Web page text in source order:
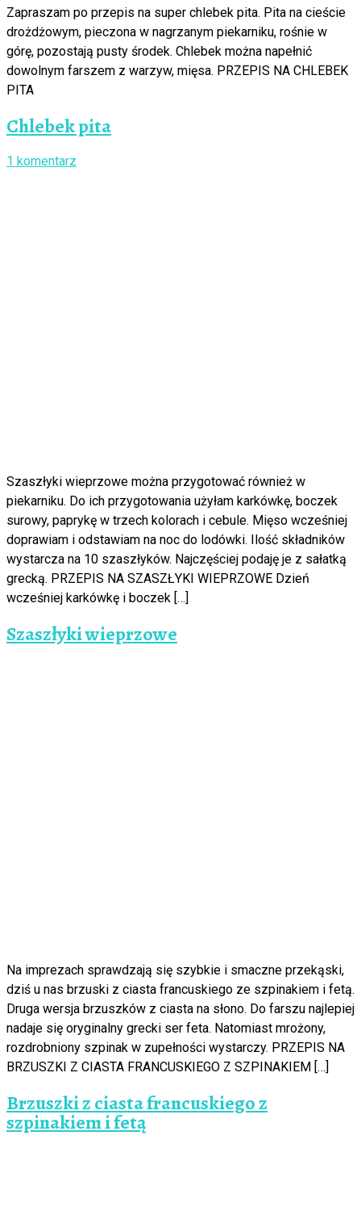
Zapraszam po przepis na super chlebek pita. Pita na cieście
drożdżowym, pieczona w nagrzanym piekarniku, rośnie w
górę, pozostają pusty środek. Chlebek można napełnić
dowolnym farszem z warzyw, mięsa. PRZEPIS NA CHLEBEK
PITA
Chlebek pita
1 komentarz
Szaszłyki wieprzowe można przygotować również w
piekarniku. Do ich przygotowania użyłam karkówkę, boczek
surowy, paprykę w trzech kolorach i cebule. Mięso wcześniej
doprawiam i odstawiam na noc do lodówki. Ilość składników
wystarcza na 10 szaszłyków. Najczęściej podaję je z sałatką
grecką. PRZEPIS NA SZASZŁYKI WIEPRZOWE Dzień
wcześniej karkówkę i boczek […]
Szaszłyki wieprzowe
Na imprezach sprawdzają się szybkie i smaczne przekąski,
dziś u nas brzuski z ciasta francuskiego ze szpinakiem i fetą.
Druga wersja brzuszków z ciasta na słono. Do farszu najlepiej
nadaje się oryginalny grecki ser feta. Natomiast mrożony,
rozdrobniony szpinak w zupełności wystarczy. PRZEPIS NA
BRZUSZKI Z CIASTA FRANCUSKIEGO Z SZPINAKIEM […]
Brzuszki z ciasta francuskiego z
szpinakiem i fetą